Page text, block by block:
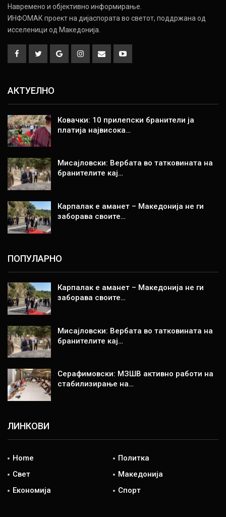
Навремено и објективно информирање.
ИНФОМАК проект на дијаспората во светот, поддржана од
исселеници од Македонија.
АКТУЕЛНО
Ковачки: 10 прилепски бранители ја
платија највисока…
Мисајловски: Вербата во татковината на
бранителите кај…
Карпалак е аманет – Македонија не ги
заборава своите…
ПОПУЛАРНО
Карпалак е аманет – Македонија не ги
заборава своите…
Мисајловски: Вербата во татковината на
бранителите кај…
Серафимовски: МЗШВ активно работи на
стабилизирање на…
ЛИНКОВИ
Home
Политка
Свет
Македонија
Економија
Спорт